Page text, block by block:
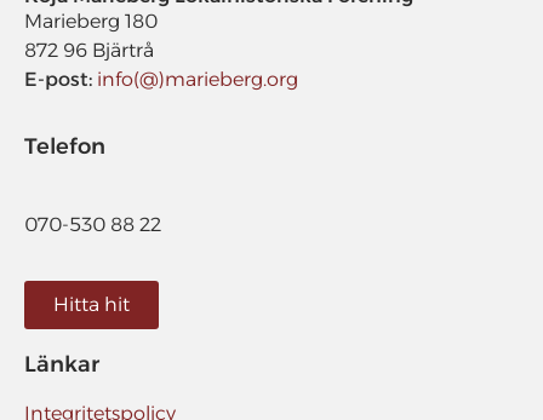
Marieberg 180
872 96 Bjärtrå
E-post: info(@)marieberg.org
Telefon
070-530 88 22
Hitta hit
Länkar
Integritetspolicy